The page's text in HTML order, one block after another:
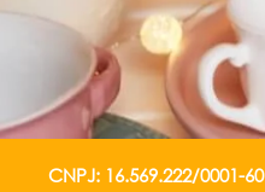
CNPJ: 16.569.222/0001-60